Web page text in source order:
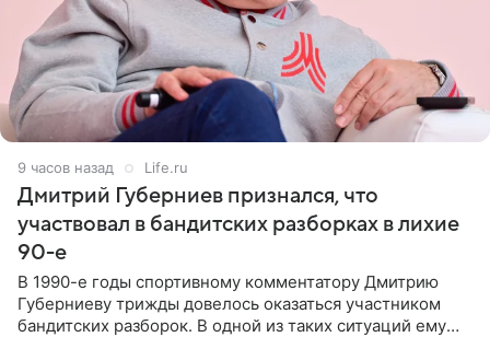
9 часов назад Life.ru
Дмитрий Губерниев признался, что
участвовал в бандитских разборках в лихие
90-е
В 1990-е годы спортивному комментатору Дмитрию
Губерниеву трижды довелось оказаться участником
бандитских разборок. В одной из таких ситуаций ему